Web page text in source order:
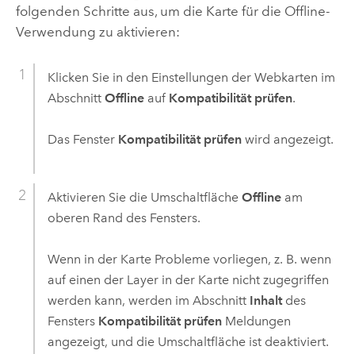
folgenden Schritte aus, um die Karte für die Offline-
Verwendung zu aktivieren:
Klicken Sie in den Einstellungen der Webkarten im
Abschnitt Offlineauf Kompatibilität prüfen.
Das Fenster Kompatibilität prüfenwird angezeigt.
Aktivieren Sie die Umschaltfläche Offlineam
oberen Rand des Fensters.
Wenn in der Karte Probleme vorliegen, z. B. wenn
auf einen der Layer in der Karte nicht zugegriffen
werden kann, werden im Abschnitt Inhaltdes
Fensters Kompatibilität prüfenMeldungen
angezeigt, und die Umschaltfläche ist deaktiviert.